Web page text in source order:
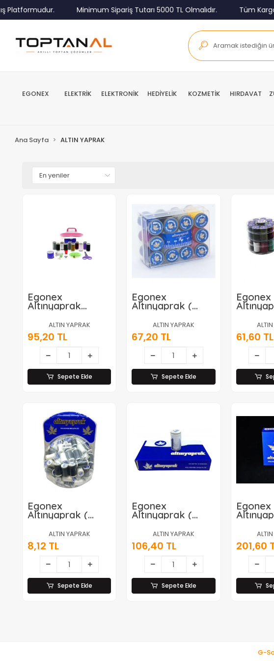
Platformudur. Minimum Sipariş Tutarı 5000 TL Olmalıdır. Tüm
EGONEX ELEKTRİK ELEKTRONİK HEDİYELİK KOZMETİK HIRDAVAT
Ana Sayfa ALTIN YAPRAK
Egonex
Altınyaprak
Çeyiz Seti ( İplik
& İğne & Makas&
Mezura )*85
ALTIN YAPRAK
95,20 TL
Sepete Ekle
Egonex
Altınyaprak (
Renk ) Dikiş İplik
Makara
Mezuralı*10x22
ALTIN YAPRAK
67,20 TL
Sepete Ekle
Egonex
Renk )
61,60 TL
Egonex
Altınyaprak (
Küre 100mt )
Dikiş İplik*175x1
ALTIN YAPRAK
8,12 TL
Sepete Ekle
Egonex
Altınyaprak (
12pcs ) ( Beyaz )
( 100 Mt ) Dikiş
İplik*240
ALTIN YAPRAK
106,40 TL
Sepete Ekle
Egonex
6pcs )
900 Mt
İplik*100
201,60
G-